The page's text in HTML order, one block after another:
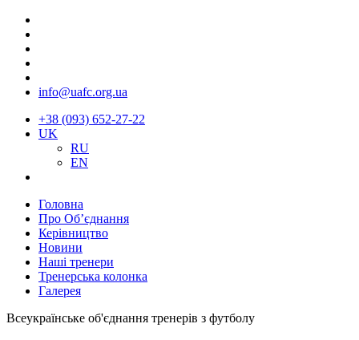
info@uafc.org.ua
+38 (093) 652-27-22
UK
RU
EN
Головна
Про Об’єднання
Керівництво
Новини
Наші тренери
Тренерська колонка
Галерея
Всеукраїнське об'єднання тренерів з футболу